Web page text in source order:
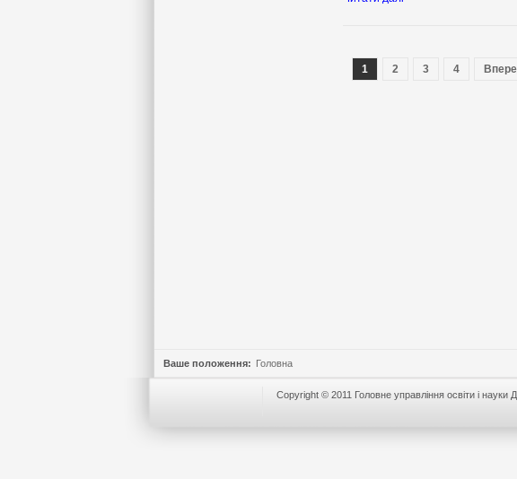
1 2 3 4
Ваше положення: Головна
Copyright © 2011 Головне управління освіти і науки